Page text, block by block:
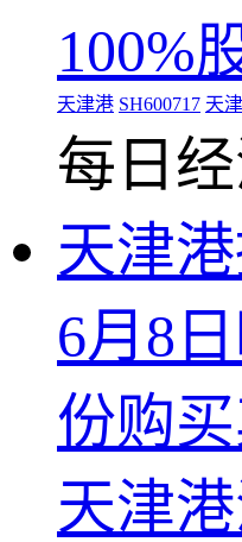
100%
天津港 SH600717 天
每日
天津
6月8
份购
天津